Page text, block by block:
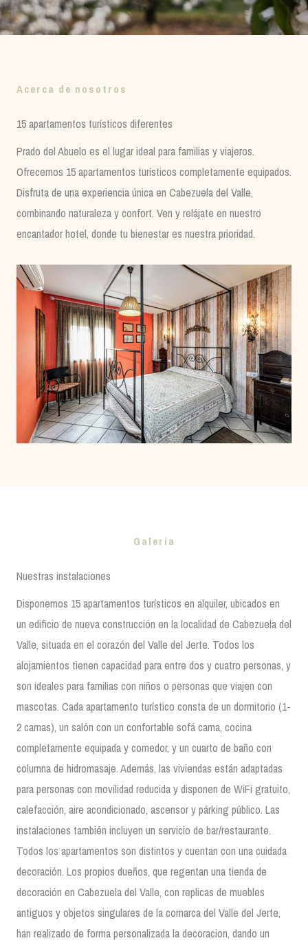
Acerca de nosotros
15 apartamentos turísticos diferentes
Prado del Abuelo es el lugar ideal para familias y viajeros.
Ofrecemos 15 apartamentos turísticos completamente equipados.
Disfruta de una experiencia única en Cabezuela del Valle,
combinando naturaleza y confort. Ven y relájate en nuestro
encantador hotel, donde tu bienestar es nuestra prioridad.
Galería
Nuestras instalaciones
Disponemos 15 apartamentos turísticos en alquiler, ubicados en
un edificio de nueva construcción en la localidad de Cabezuela del
Valle, situada en el corazón del Valle del Jerte. Todos los
alojamientos tienen capacidad para entre dos y cuatro personas, y
son ideales para familias con niños o personas que viajen con
mascotas. Cada apartamento turístico consta de un dormitorio (1-
2 camas), un salón con un confortable sofá cama, cocina
completamente equipada y comedor, y un cuarto de baño con
columna de hidromasaje. Además, las viviendas están adaptadas
para personas con movilidad reducida y disponen de WiFi gratuito,
calefacción, aire acondicionado, ascensor y párking público. Las
instalaciones también incluyen un servicio de bar/restaurante.
Todos los apartamentos son distintos y cuentan con una cuidada
decoración. Los propios dueños, que regentan una tienda de
decoración en Cabezuela del Valle, con replicas de muebles
antiguos y objetos singulares de la comarca del Valle del Jerte,
han realizado de forma personalizada la decoracion, dando un